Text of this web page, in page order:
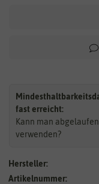
fast erreicht:
Kann man
verwenden?
Hersteller:
Artikelnummer: